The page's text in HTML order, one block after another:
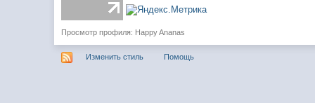
Просмотр профиля: Happy Ananas
Изменить стиль Помощь